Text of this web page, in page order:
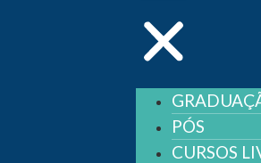
PÓS
CURSOS